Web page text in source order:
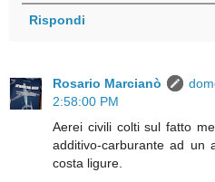
Rispondi
Rosario Marcianò
2:58:00 PM
Aerei civili colti sul fatto
additivo-carburante ad un
costa ligure.